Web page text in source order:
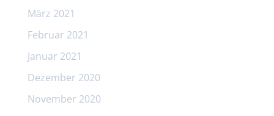
März 2021
Februar 2021
Januar 2021
Dezember 2020
November 2020